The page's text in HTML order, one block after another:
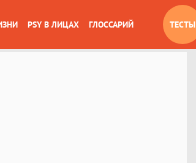
PSY В ЛИЦАХ ГЛОССАРИЙ ТЕСТЫ